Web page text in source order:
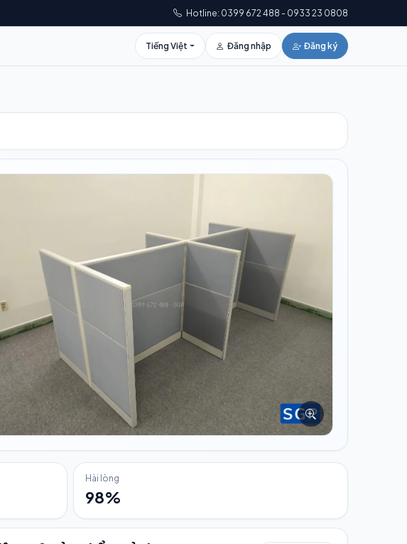
Hotline: 0399 672 488 - 0933 23 0808
Tiếng Việt Đăng nhập Đăng ký
Hài lòng
98%